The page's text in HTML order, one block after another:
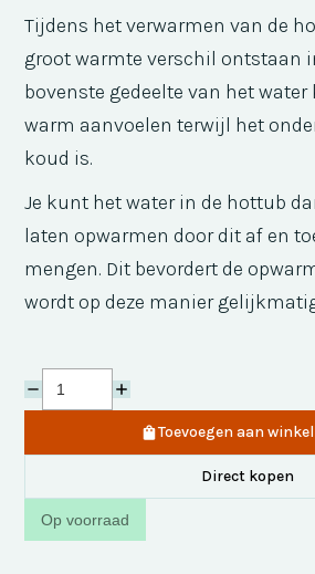
Tijdens het verwarmen van de
groot warmte verschil ontstaan
bovenste gedeelte van het
warm aanvoelen terwijl het
koud is.
Je kunt het water in de hottub
laten opwarmen door dit af en
mengen. Dit bevordert de
wordt op deze manier
Toevoegen aan
Direct kopen
Op voorraad